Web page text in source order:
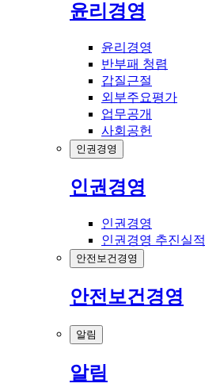
윤리경영
윤리경영
반부패 청렴
갑질근절
외부주요평가
업무공개
사회공헌
인권경영
인권경영
인권경영
인권경영 추진실적
안전보건경영
안전보건경영
알림
알림